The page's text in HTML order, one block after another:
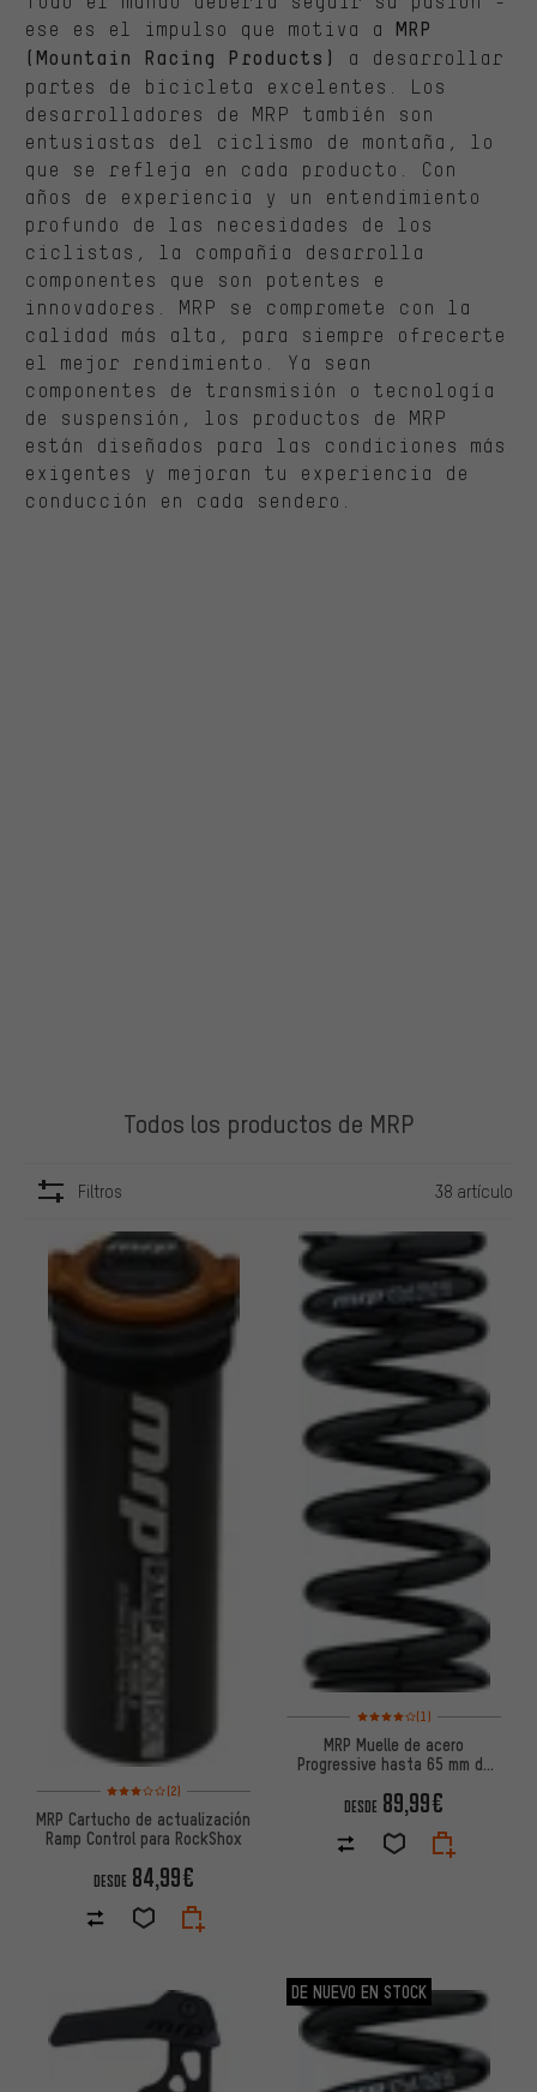
ese es el impulso que motiva a
MRP
(Mountain Racing Products)
a desarrollar
partes de bicicleta excelentes. Los
desarrolladores de MRP también son
entusiastas del ciclismo de montaña, lo
que se refleja en cada producto. Con
años de experiencia y un entendimiento
profundo de las necesidades de los
ciclistas, la compañía desarrolla
componentes que son potentes e
innovadores. MRP se compromete con la
calidad más alta, para siempre ofrecerte
el mejor rendimiento. Ya sean
componentes de transmisión o tecnología
de suspensión, los productos de MRP
están diseñados para las condiciones más
exigentes y mejoran tu experiencia de
conducción en cada sendero.
Todos los productos de MRP
Filtros 38 artículo
ARTÍCULOS
Valoración media: 3 de 5 basada en 2 reseñas
(2)
MRP Cartucho de actualización
Ramp Control para RockShox
DESDE 84,99€
Valoración media: 4 de 5
(1)
MRP Muelle de acero
Progressive hasta 65 mm de
DESDE 89,99€
DE NUEVO EN STOCK